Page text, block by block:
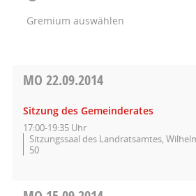
Gremium auswählen
MO 22.09.2014
Sitzung des Gemeinderates
17:00-19:35 Uhr
Sitzungssaal des Landratsamtes,
50